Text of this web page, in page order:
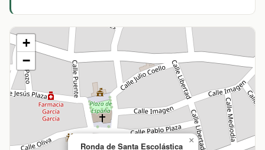
Ronda de Santa Escolástica
×
+
−